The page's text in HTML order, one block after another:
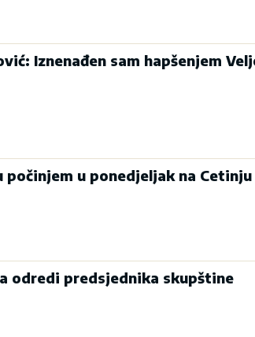
Iznenađen sam hapšenjem
u ponedjeljak na Cetinju
odredi predsjednika skupštine